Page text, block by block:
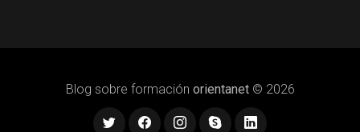
Blog sobre formación orientanet© 2026